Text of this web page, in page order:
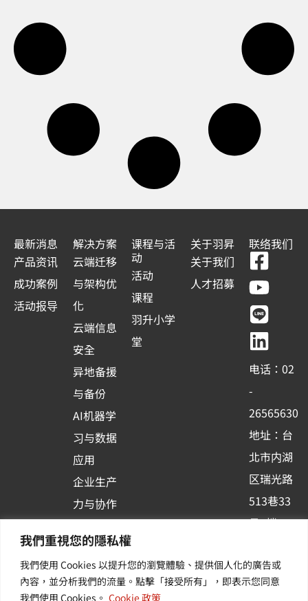
我們重視您的隱私權
我們使用 Cookies 以提升您的瀏覽體驗、提供個人化的廣告或
內容，並分析我們的流量。點擊「接受所有」，即表示您同意
我們使用 Cookies。 Cookie 政策
最新消息
产品资讯
成功案例
活动报导
解决方案
云端迁移
与架构优
化
云端信息
安全
异地备援
与备份
AI机器学
习与数据
应用
企业生产
力与协作
台应用
其他/增
值服务
课程与活
动
活动
课程
羽升小学
堂
关于羽昇
关于我们
人才招募
联络我们
F
a
c
e
b
o
o
k
-
s
q
u
a
r
Y
o
u
t
u
b
e
L
i
n
e
L
i
n
k
e
d
i
n
电话：02
-
26565630
地址：台
北市内湖
区瑞光路
513巷33
号6楼
新讯 | 提
供您最新